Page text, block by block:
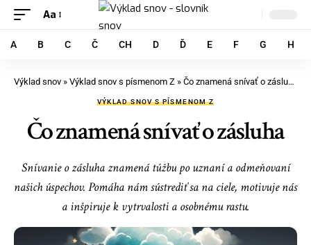
Aa
A B C Č CH D Ď E F G H
Výklad snov » Výklad snov s písmenom Z » Čo znamená snívať o zásluha
VÝKLAD SNOV S PÍSMENOM Z
Čo znamená snívať o zásluha
Snívanie o zásluha znamená túžbu po uznaní a odmeňovaní
našich úspechov. Pomáha nám sústrediť sa na ciele, motivuje nás
a inšpiruje k vytrvalosti a osobnému rastu.